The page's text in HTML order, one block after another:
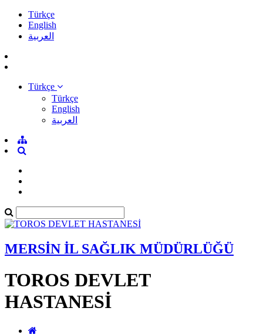
Türkçe
English
العربية
Türkçe
Türkçe
English
العربية
MERSİN İL SAĞLIK MÜDÜRLÜĞÜ
TOROS DEVLET
HASTANESİ